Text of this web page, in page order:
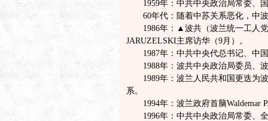
1959年：中共中央政治局常委、国
60年代：随着中苏关系恶化，中波
1986年：▲波共（波兰统一工人党
JARUZELSKI主席访华（9月）。
1987年：中共中央代总书记、中国
1988年：波共中央政治局委员、波
1989年：波兰人民共和国更迭为波
系。
1994年：波兰政府首脑Waldemar
1996年：中共中央政治局常委、全